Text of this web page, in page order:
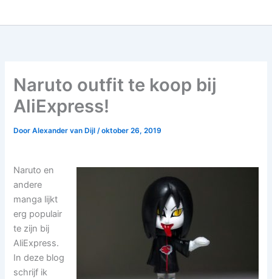
Naruto outfit te koop bij
AliExpress!
DoorAlexander van Dijl/oktober 26, 2019
Naruto en
andere
manga lijkt
erg populair
te zijn bij
AliExpress.
In deze blog
schrijf ik